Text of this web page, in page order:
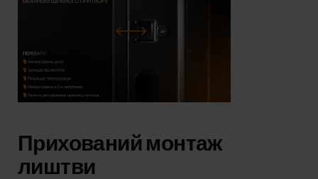
Прихований монтаж
лиштви